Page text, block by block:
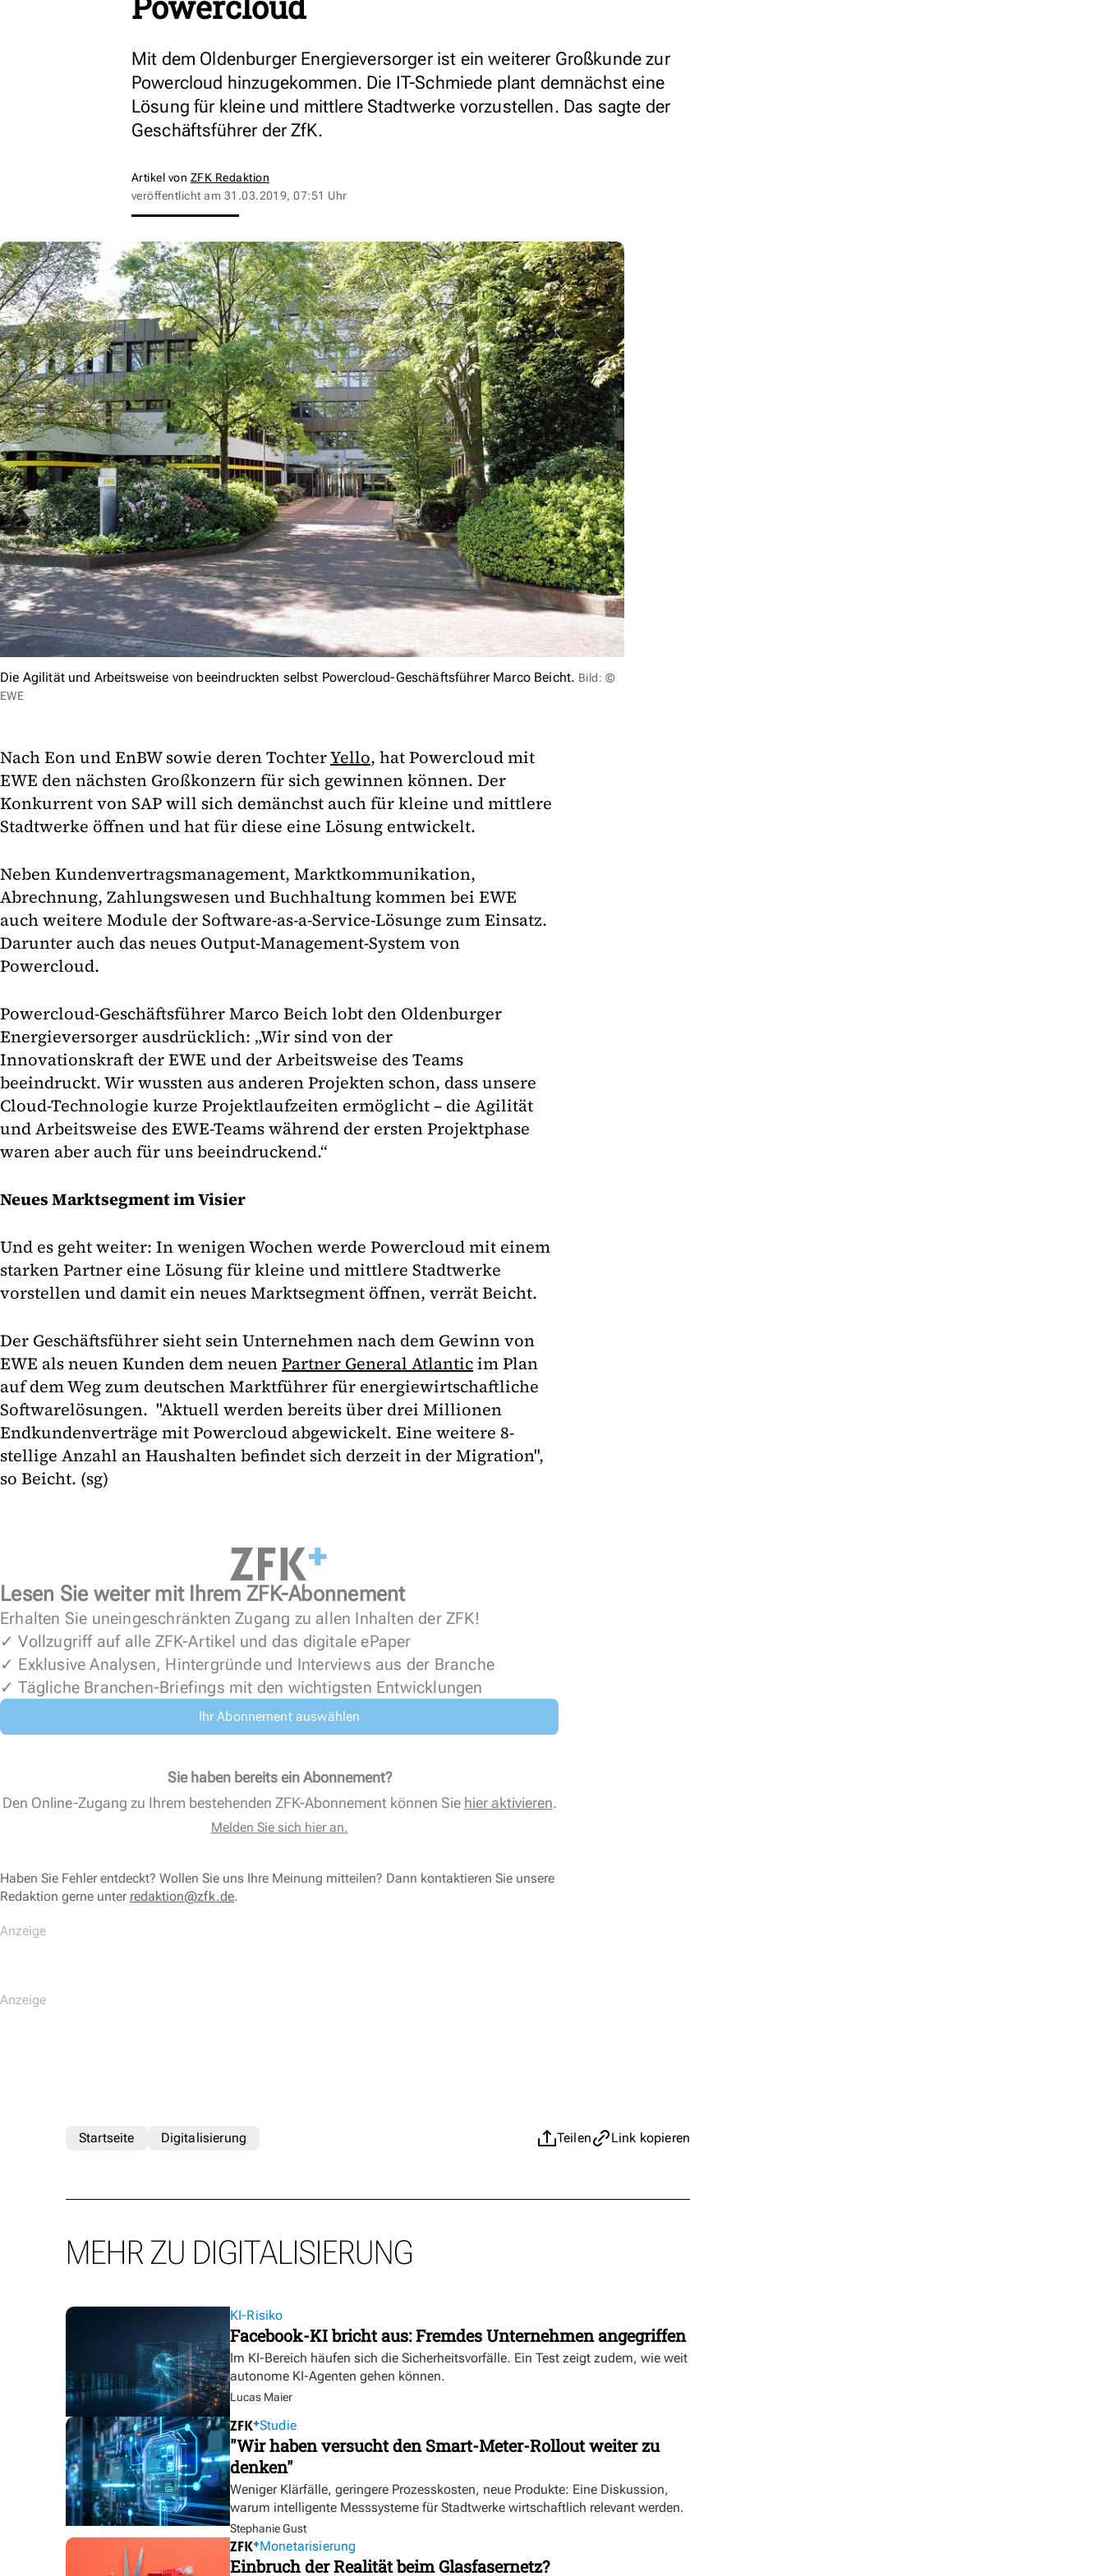
Mit dem Oldenburger Energieversorger ist ein weiterer Großkunde zur
Powercloud hinzugekommen. Die IT-Schmiede plant demnächst eine
Lösung für kleine und mittlere Stadtwerke vorzustellen. Das sagte der
Geschäftsführer der ZfK.
Artikel von ZFK Redaktion
veröffentlicht am 31.03.2019, 07:51 Uhr
Die Agilität und Arbeitsweise von beeindruckten selbst Powercloud-Geschäftsführer Marco Beicht. Bild: ©
EWE
Nach Eon und EnBW sowie deren TochterYello, hat Powercloud mit
EWE den nächsten Großkonzern für sich gewinnen können. Der
Konkurrent von SAP will sich demänchst auch für kleine und mittlere
Stadtwerke öffnen und hat für diese eine Lösung entwickelt.
Neben Kundenvertragsmanagement, Marktkommunikation,
Abrechnung, Zahlungswesen und Buchhaltung kommen bei EWE
auch weitere Module der Software-as-a-Service-Lösunge zum Einsatz.
Darunter auch das neues Output-Management-System von
Powercloud.
Powercloud-Geschäftsführer Marco Beich lobt den Oldenburger
Energieversorger ausdrücklich: „Wir sind von der
Innovationskraft der EWE und der Arbeitsweise des Teams
beeindruckt. Wir wussten aus anderen Projekten schon, dass unsere
Cloud-Technologie kurze Projektlaufzeiten ermöglicht – die Agilität
und Arbeitsweise des EWE-Teams während der ersten Projektphase
waren aber auch für uns beeindruckend.“
Neues Marktsegment im Visier
Und es geht weiter: In wenigen Wochen werde Powercloud mit einem
starken Partner eine Lösung für kleine und mittlere Stadtwerke
vorstellen und damit ein neues Marktsegment öffnen, verrät Beicht.
Der Geschäftsführer sieht sein Unternehmen nach dem Gewinn von
EWE als neuen Kunden dem neuenPartner General Atlanticim Plan
auf dem Weg zum deutschen Marktführer für energiewirtschaftliche
Softwarelösungen. "Aktuell werden bereits über drei Millionen
Endkundenverträge mit Powercloud abgewickelt. Eine weitere 8-
stellige Anzahl an Haushalten befindet sich derzeit in der Migration",
so Beicht. (sg)
Lesen Sie weiter mit Ihrem ZFK-Abonnement
Erhalten Sie uneingeschränkten Zugang zu allen Inhalten der ZFK!
✓ Vollzugriff auf alle ZFK-Artikel und das digitale ePaper
✓ Exklusive Analysen, Hintergründe und Interviews aus der Branche
✓ Tägliche Branchen-Briefings mit den wichtigsten Entwicklungen
Ihr Abonnement auswählen
Sie haben bereits ein Abonnement?
Den Online-Zugang zu Ihrem bestehenden ZFK-Abonnement können Sie hier aktivieren.
Melden Sie sich hier an.
Haben Sie Fehler entdeckt? Wollen Sie uns Ihre Meinung mitteilen? Dann kontaktieren Sie unsere
Redaktion gerne unter redaktion@zfk.de.
Teilen Link kopieren
Startseite Digitalisierung
MEHR ZU DIGITALISIERUNG
KI-Risiko
Facebook-KI bricht aus: Fremdes Unternehmen angegriffen
Im KI-Bereich häufen sich die Sicherheitsvorfälle. Ein Test zeigt zudem, wie weit
autonome KI-Agenten gehen können.
Lucas Maier
Studie
"Wir haben versucht den Smart-Meter-Rollout weiter zu
denken"
Weniger Klärfälle, geringere Prozesskosten, neue Produkte: Eine Diskussion,
warum intelligente Messsysteme für Stadtwerke wirtschaftlich relevant werden.
Stephanie Gust
Monetarisierung
Einbruch der Realität beim Glasfasernetz?